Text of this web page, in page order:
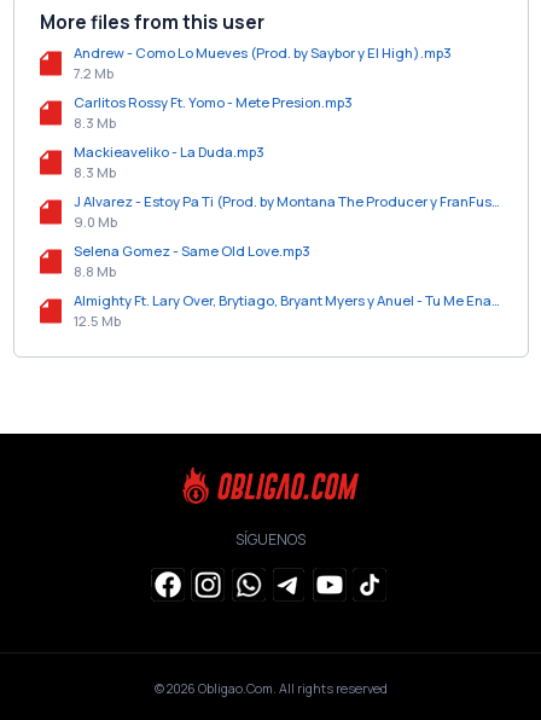
More files from this user
Andrew - Como Lo Mueves (Prod. by Saybor y El High).mp3
7.2 Mb
Carlitos Rossy Ft. Yomo - Mete Presion.mp3
8.3 Mb
Mackieaveliko - La Duda.mp3
8.3 Mb
J Alvarez - Estoy Pa Ti (Prod. by Montana The Producer y FranFusion).mp3
9.0 Mb
Selena Gomez - Same Old Love.mp3
8.8 Mb
12.5 Mb
SÍGUENOS
© 2026 Obligao.Com. All rights reserved